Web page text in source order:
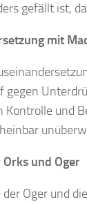
gefällt ist,
mit
gegen
Kontrolle und
und Oger
Oger und